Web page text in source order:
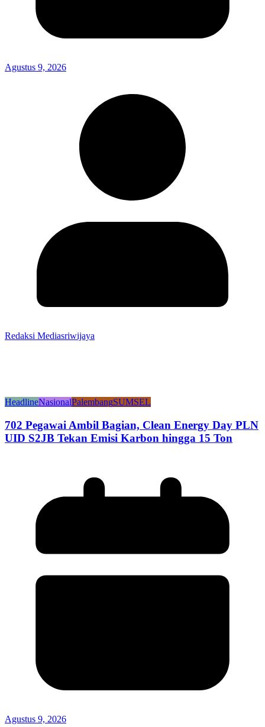
Agustus 9, 2026
Redaksi Mediasriwijaya
HeadlineNasionalPalembangSUMSEL
702 Pegawai Ambil Bagian, Clean Energy Day PLN
UID S2JB Tekan Emisi Karbon hingga 15 Ton
Agustus 9, 2026